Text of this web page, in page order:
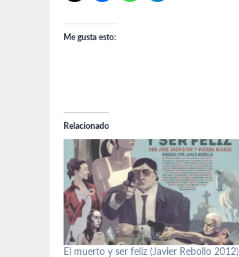
Me gusta esto:
Relacionado
El muerto y ser feliz (Javier Rebollo 2012)